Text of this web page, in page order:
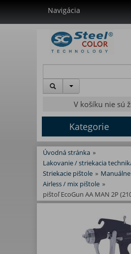
Navigácia
V košíku nie sú
Kategorie
Úvodná stránka »
Lakovanie / striekacia
Striekacie pištole »
Airless / mix pištole »
pištoľ EcoGun AA MAN 2P